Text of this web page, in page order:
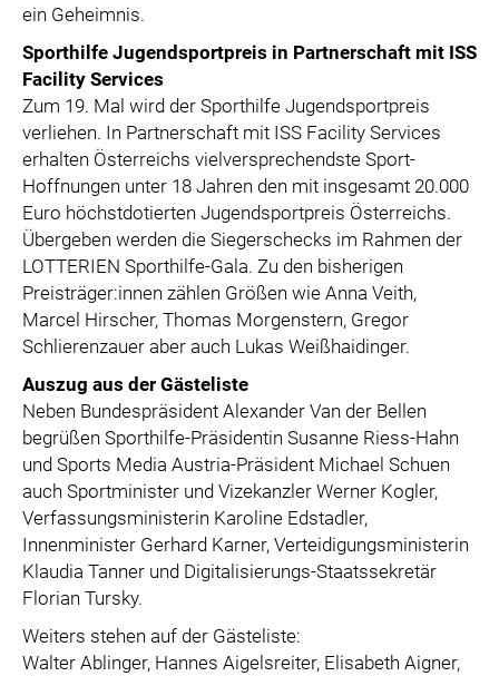
ein Geheimnis.
Sporthilfe Jugendsportpreis in Partnerschaft mit ISS
Facility Services
Zum 19. Mal wird der Sporthilfe Jugendsportpreis
verliehen. In Partnerschaft mit ISS Facility Services
erhalten Österreichs vielversprechendste Sport-
Hoffnungen unter 18 Jahren den mit insgesamt 20.000
Euro höchstdotierten Jugendsportpreis Österreichs.
Übergeben werden die Siegerschecks im Rahmen der
LOTTERIEN Sporthilfe-Gala. Zu den bisherigen
Preisträger:innen zählen Größen wie Anna Veith,
Marcel Hirscher, Thomas Morgenstern, Gregor
Schlierenzauer aber auch Lukas Weißhaidinger.
Auszug aus der Gästeliste
Neben Bundespräsident Alexander Van der Bellen
begrüßen Sporthilfe-Präsidentin Susanne Riess-Hahn
und Sports Media Austria-Präsident Michael Schuen
auch Sportminister und Vizekanzler Werner Kogler,
Verfassungsministerin Karoline Edstadler,
Innenminister Gerhard Karner, Verteidigungsministerin
Klaudia Tanner und Digitalisierungs-Staatssekretär
Florian Tursky.
Weiters stehen auf der Gästeliste:
Walter Ablinger, Hannes Aigelsreiter, Elisabeth Aigner,